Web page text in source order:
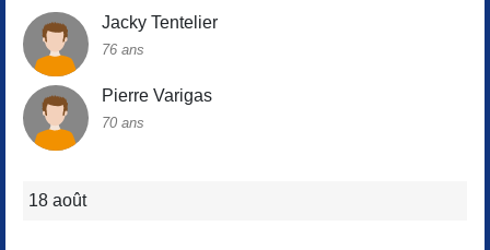
Jacky Tentelier
76 ans
Pierre Varigas
70 ans
18 août